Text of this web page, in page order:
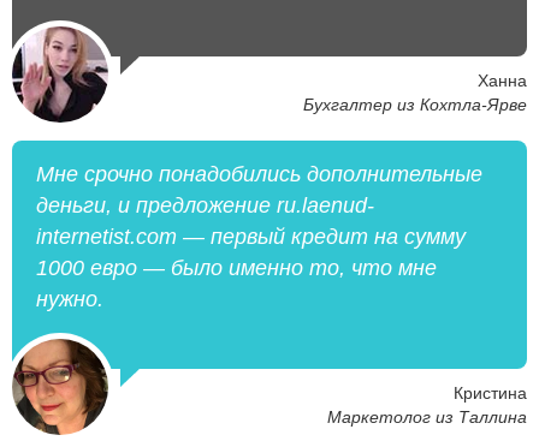
Ханна
Бухгалтер из Кохтла-Ярве
Мне срочно понадобились дополнительные
деньги, и предложение ru.laenud-
internetist.com — первый кредит на сумму
1000 евро — было именно то, что мне
нужно.
Кристина
Маркетолог из Таллина